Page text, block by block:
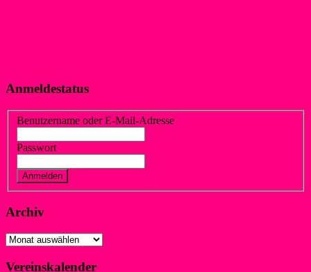
Anmeldestatus
Benutzername oder E-Mail-Adresse
Passwort
Archiv
Archiv
Vereinskalender